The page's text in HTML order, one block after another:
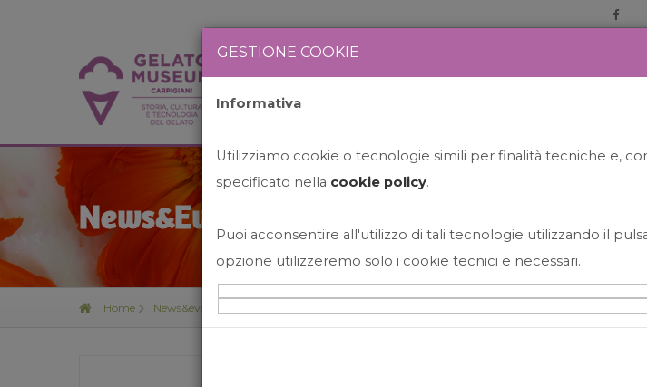
News&Events
Home News&events
GESTIONE COOKIE
Informativa
Utilizziamo cookie o tecnologie simili per finalità tecniche e,
specificato nella cookie policy.
Puoi acconsentire all'utilizzo di tali tecnologie utilizzando il
opzione utilizzeremo solo i cookie tecnici e necessari.